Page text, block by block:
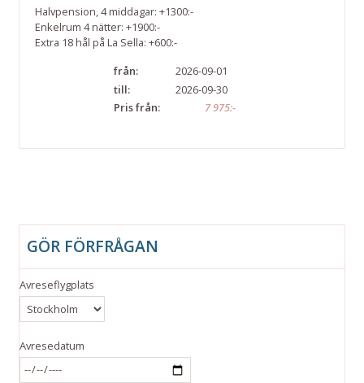
Halvpension, 4 middagar: +1300:-
Enkelrum 4 nätter: +1900:-
Extra 18 hål på La Sella: +600:-
från:
2026-09-01
till:
2026-09-30
Pris från:
7 975:-
GÖR FÖRFRÅGAN
Avreseflygplats
Avresedatum